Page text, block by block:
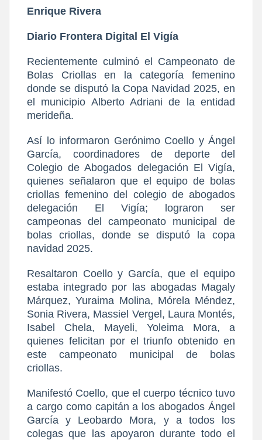
Enrique Rivera
Diario Frontera Digital El Vigía
Recientemente culminó el Campeonato de
Bolas Criollas en la categoría femenino
donde se disputó la Copa Navidad 2025, en
el municipio Alberto Adriani de la entidad
merideña.
Así lo informaron Gerónimo Coello y Ángel
García, coordinadores de deporte del
Colegio de Abogados delegación El Vigía,
quienes señalaron que el equipo de bolas
criollas femenino del colegio de abogados
delegación El Vigía; lograron ser
campeonas del campeonato municipal de
bolas criollas, donde se disputó la copa
navidad 2025.
Resaltaron Coello y García, que el equipo
estaba integrado por las abogadas Magaly
Márquez, Yuraima Molina, Mórela Méndez,
Sonia Rivera, Massiel Vergel, Laura Montés,
Isabel Chela, Mayeli, Yoleima Mora, a
quienes felicitan por el triunfo obtenido en
este campeonato municipal de bolas
criollas.
Manifestó Coello, que el cuerpo técnico tuvo
a cargo como capitán a los abogados Ángel
García y Leobardo Mora, y a todos los
colegas que las apoyaron durante todo el